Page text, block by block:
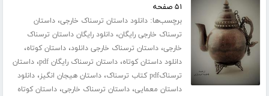
۵۱ صفحه
برچسب‌ها:دانلود داستان ترسناک خارجی،داستان
ترسناک خارجی رایگان،دانلود رایگان داستان ترسناک
خارجی،داستان ترسناک خارجی دانلود،داستان کوتاه،
دانلود داستان کوتاه،داستان ترسناک رایگان pdf ،داستان
ترسناکpdf کتاب ترسناک
،داستان هیجان انگیز،دانلود
داستان معمایی،داستان ترسناک خارجی،داستان کوتاه